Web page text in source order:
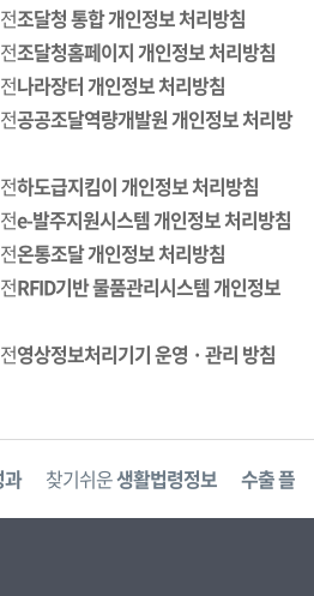
조달청 통합 개인정보 처리방침
조달청홈페이지 개인정보 처리방침
나라장터 개인정보 처리방침
공공조달역량개발원 개인정보 처리방
하도급지킴이 개인정보 처리방침
e-발주지원시스템 개인정보 처리방침
온통조달 개인정보 처리방침
RFID기반 물품관리시스템 개인정보
영상정보처리기기 운영 · 관리 방침
찾기쉬운생활법령정보 수출 플